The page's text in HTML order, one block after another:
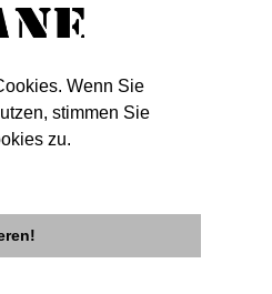
Wenn Sie
stimmen Sie
zu.